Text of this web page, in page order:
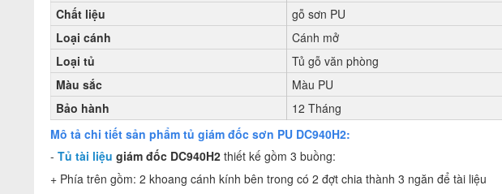
Chất liệu
gỗ sơn PU
Loại cánh
Cánh mở
Loại tủ
Tủ gỗ văn phòng
Màu sắc
Màu PU
Bảo hành
12 Tháng
Mô tả chi tiết sản phẩm tủ giám đốc sơn PU DC940H2:
- Tủ tài liệu giám đốc DC940H2 thiết kế gồm 3 buồng:
+ Phía trên gồm: 2 khoang cánh kính bên trong có 2 đợt chia thành 3 ngăn để tài liệu